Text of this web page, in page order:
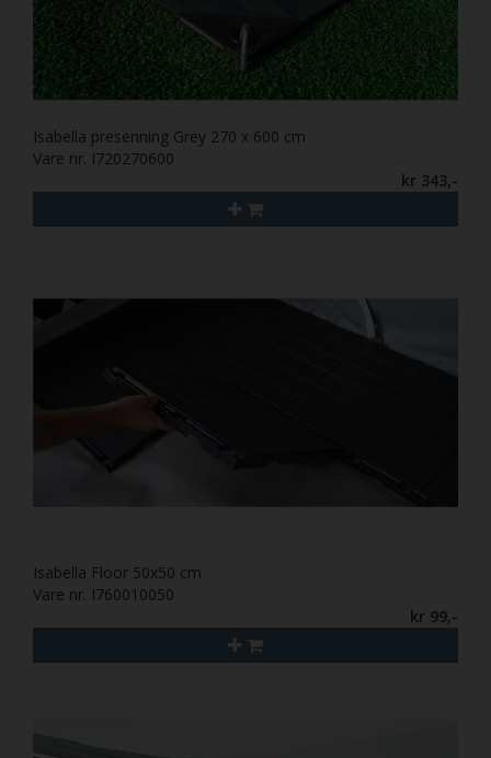
Isabella presenning Grey 270 x 600 cm
Vare nr. I720270600
kr 343,-
Isabella Floor 50x50 cm
Vare nr. I760010050
kr 99,-